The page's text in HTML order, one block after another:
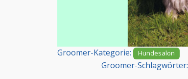
Groomer-Kategorie: Hundesalon
Groomer-Schlagwörter: